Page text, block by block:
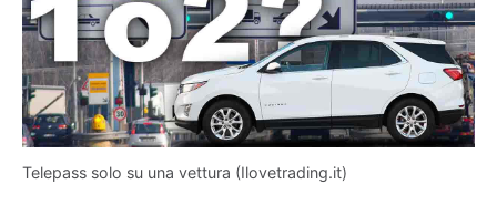
Telepass solo su una vettura (Ilovetrading.it)